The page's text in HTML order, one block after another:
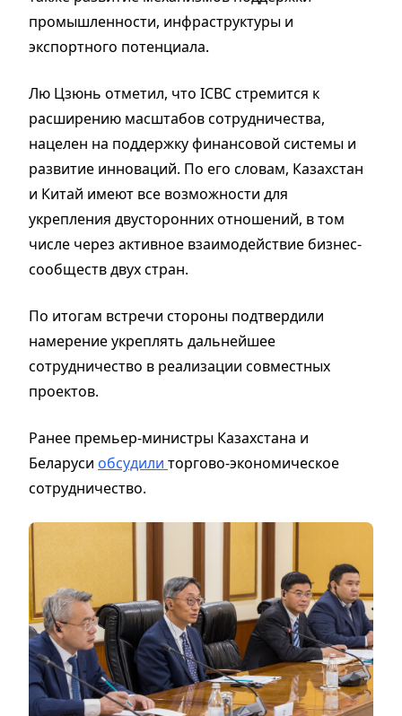
промышленности, инфраструктуры и
экспортного потенциала.
Лю Цзюнь отметил, что ICBC стремится к
расширению масштабов сотрудничества,
нацелен на поддержку финансовой системы и
развитие инноваций. По его словам, Казахстан
и Китай имеют все возможности для
укрепления двусторонних отношений, в том
числе через активное взаимодействие бизнес-
сообществ двух стран.
По итогам встречи стороны подтвердили
намерение укреплять дальнейшее
сотрудничество в реализации совместных
проектов.
Ранее премьер-министры Казахстана и
Беларуси обсудили торгово-экономическое
сотрудничество.